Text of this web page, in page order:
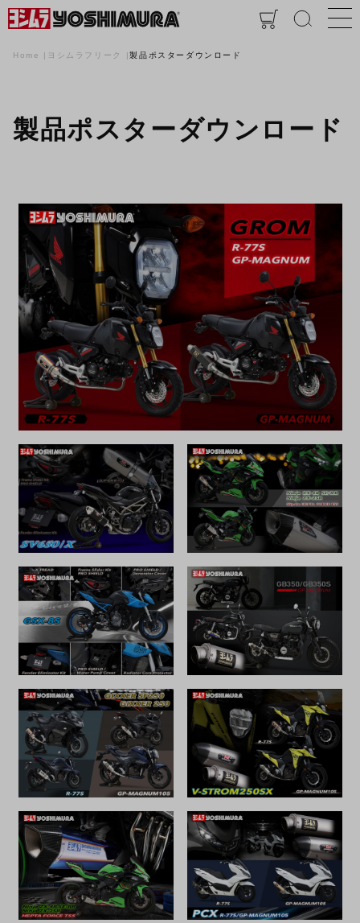
Home ヨシムラフリーク 製品ポスターダウンロード
製品ポスターダウンロード